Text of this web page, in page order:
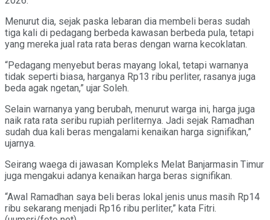
Menurut dia, sejak paska lebaran dia membeli beras sudah
tiga kali di pedagang berbeda kawasan berbeda pula, tetapi
yang mereka jual rata rata beras dengan warna kecoklatan.
“Pedagang menyebut beras mayang lokal, tetapi warnanya
tidak seperti biasa, harganya Rp13 ribu perliter, rasanya juga
beda agak ngetan,” ujar Soleh.
Selain warnanya yang berubah, menurut warga ini, harga juga
naik rata rata seribu rupiah perliternya. Jadi sejak Ramadhan
sudah dua kali beras mengalami kenaikan harga signifikan,”
ujarnya.
Seirang waega di jawasan Kompleks Melat Banjarmasin Timur
juga mengakui adanya kenaikan harga beras signifikan.
“Awal Ramadhan saya beli beras lokal jenis unus masih Rp14
ribu sekarang menjadi Rp16 ribu perliter,” kata Fitri.